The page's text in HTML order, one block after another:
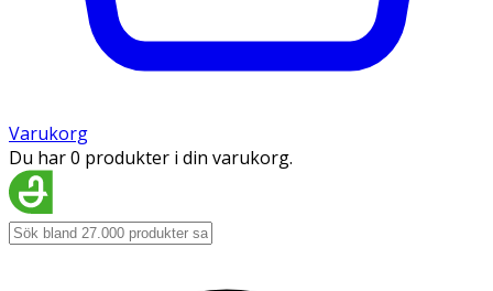
Varukorg
Du har 0 produkter i din varukorg.